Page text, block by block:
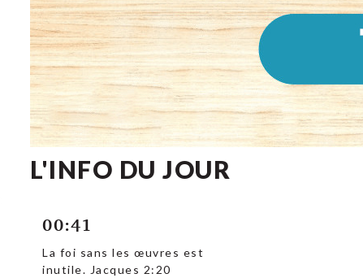
L'INFO DU JOUR
00:41
La foi sans les œuvres est
inutile. Jacques 2:20